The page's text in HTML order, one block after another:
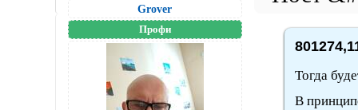
Grover
Профи
Тогда
В